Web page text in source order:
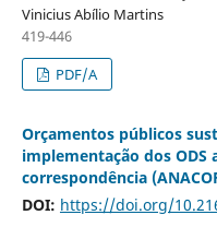
Vinicius Abílio Martins
419-446
PDF/A
Orçamentos públicos
implementação dos ODS
correspondência
DOI: https://doi.org/